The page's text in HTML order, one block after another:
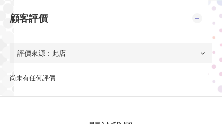
顧客評價
尚未有任何評價